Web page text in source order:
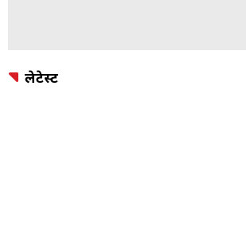
लेटेस्ट